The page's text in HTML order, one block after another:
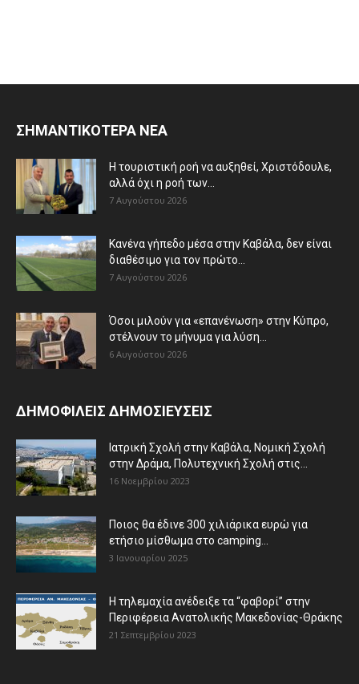
ΣΗΜΑΝΤΙΚΟΤΕΡΑ ΝΕΑ
Η τουριστική ροή να αυξηθεί, Χριστόδουλε,
αλλά όχι η ροή των...
7 Αυγούστου 2026
Κανένα γήπεδο μέσα στην Καβάλα, δεν είναι
διαθέσιμο για τον πρώτο...
7 Αυγούστου 2026
Όσοι μιλούν για «επανένωση» στην Κύπρο,
στέλνουν το μήνυμα για λύση...
6 Αυγούστου 2026
ΔΗΜΟΦΙΛΕΙΣ ΔΗΜΟΣΙΕΥΣΕΙΣ
Ιατρική Σχολή στην Καβάλα, Νομική Σχολή
στην Δράμα, Πολυτεχνική Σχολή στις...
16 Νοεμβρίου 2023
Ποιος θα έδινε 300 χιλιάρικα ευρώ για
ετήσιο μίσθωμα στο camping...
3 Ιανουαρίου 2025
Η τηλεμαχία ανέδειξε τα “φαβορί” στην
Περιφέρεια Ανατολικής Μακεδονίας-Θράκης
21 Σεπτεμβρίου 2023